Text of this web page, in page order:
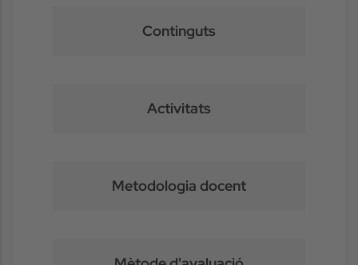
Continguts
Activitats
Metodologia docent